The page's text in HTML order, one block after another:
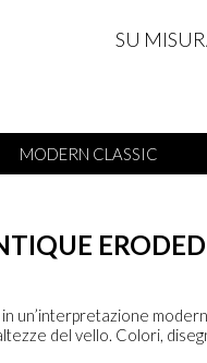
SU
MODERN CLASSIC
ERODED
un’interpretazione
del vello. Colori,